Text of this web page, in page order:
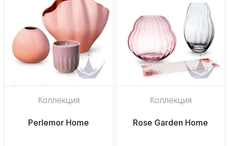
Коллекция
Perlemor Home
Коллекция
Rose Garden Home